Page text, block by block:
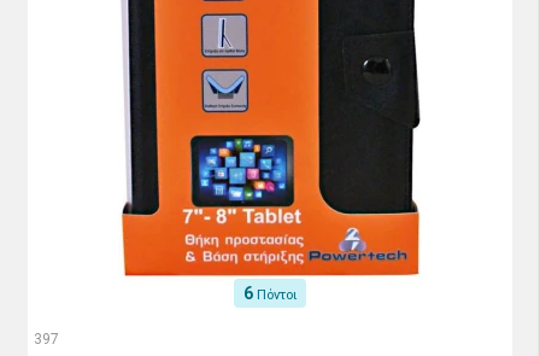
6 Πόντοι
397